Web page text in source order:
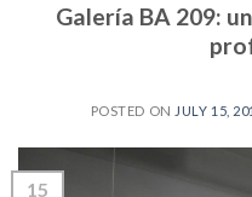
Galería BA 209:
POSTED ON JULY 15,
15